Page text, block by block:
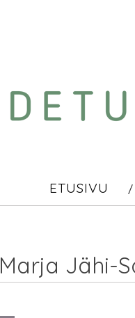
ETUSIVU
Marja Jähi-